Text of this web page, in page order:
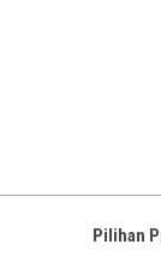
Pilihan